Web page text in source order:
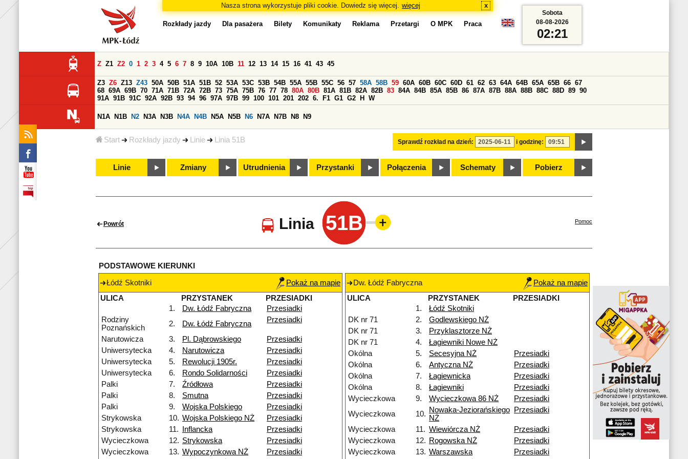
Nasza strona wykorzystuje pliki cookie. Dowiedz się więcej. więcej x
Start Rozkłady jazdy Linie Linia 51B
Rozkłady jazdy Dla pasażera Bilety Komunikaty Reklama Przetargi O MPK Praca
Sprawdź rozkład na dzień: i godzinę:
Z Z1 Z2 0 1 2 3 4 5 6 7 8 9 10A 10B 11 12 13 14 15 16 41 43 45
Z3 Z6 Z13 Z43 50A 50B 51A 51B 52 53A 53C 53B 54B 55A 55B 55C 56 57 58A 58B 59 60A 60B 60C 60D 61 62 63 64A 64B 65A 65B 66 67
68 69A 69B 70 71A 71B 72A 72B 73 75A 75B 76 77 78 80A 80B 81A 81B 82A 82B 83 84A 84B 85A 85B 86 87A 87B 88A 88B 88C 88D 89 90
91A 91B 91C 92A 92B 93 94 96 97A 97B 99 100 101 201 202 6. F1 G1 G2 H W
N1A N1B N2 N3A N3B N4A N4B N5A N5B N6 N7A N7B N8 N9
Linie Zmiany Utrudnienia Przystanki Połączenia Schematy Pobierz
Sobota
08-08-2026
02:21
Powrót Linia 51B Pomoc
PODSTAWOWE KIERUNKI
Łódź Skotniki
Pokaż na mapie
ULICA
PRZYSTANEK
PRZESIADKI
1.
Dw. Łódź Fabryczna
Przesiadki
Rodziny
Poznańskich
2. Dw. Łódź Fabryczna Przesiadki
Narutowicza 3. Pl. Dąbrowskiego
Przesiadki
Uniwersytecka
4. Narutowicza
Przesiadki
Uniwersytecka
5. Rewolucji 1905r.
Przesiadki
Uniwersytecka
6. Rondo Solidarności
Przesiadki
Palki
7. Źródłowa
Przesiadki
Palki
8. Smutna
Przesiadki
Palki
9. Wojska Polskiego
Przesiadki
Strykowska
10. Wojska Polskiego NŻ
Przesiadki
Strykowska
11. Inflancka
Przesiadki
Wycieczkowa
12. Strykowska
Przesiadki
Wycieczkowa
13. Wypoczynkowa NŻ Przesiadki
Dw. Łódź Fabryczna
Pokaż na mapie
ULICA
PRZYSTANEK
PRZESIADKI
1.
Łódź Skotniki
DK nr 71
2.
Godlewskiego NŻ
DK nr 71
3.
Przyklasztorze NŻ
DK nr 71
4.
Łagiewniki Nowe NŻ
Okólna
5. Secesyjna NŻ
Przesiadki
Okólna
6. Antyczna NŻ
Przesiadki
Okólna
7. Łagiewnicka
Przesiadki
Okólna
8. Łagiewniki
Przesiadki
Wycieczkowa
9. Wycieczkowa 86 NŻ
Przesiadki
Wycieczkowa
10. Nowaka-Jeziorańskiego
NŻ
Przesiadki
Wycieczkowa 11. Wiewiórcza NŻ
Przesiadki
Wycieczkowa
12. Rogowska NŻ
Przesiadki
Wycieczkowa
13. Warszawska Przesiadki